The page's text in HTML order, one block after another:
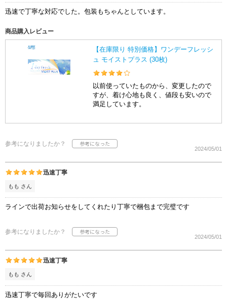
迅速で丁寧な対応でした。包装もちゃんとしています。
商品購入レビュー
【在庫限り 特別価格】ワンデーフレッシ
ュ モイストプラス (30枚)
以前使っていたものから、変更したので
すが、着け心地も良く、値段も安いので
満足しています。
参考になりましたか？
2024/05/01
迅速丁寧
もも さん
ラインで出荷お知らせをしてくれたり丁寧で梱包まで完璧です
参考になりましたか？
2024/05/01
迅速丁寧
もも さん
迅速丁寧で毎回ありがたいです